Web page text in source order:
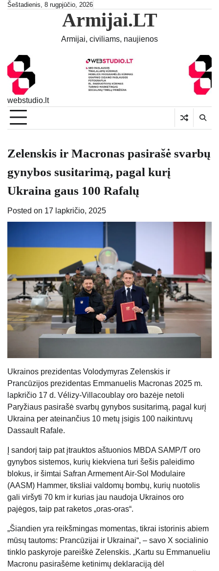
SkipŠeštadienis, 8 rugpjūčio, 2026
Armijai.LT
Armijai, civiliams, naujienos
webstudio.lt
Zelenskis ir Macronas pasirašė svarbų
gynybos susitarimą, pagal kurį
Ukraina gaus 100 Rafalų
Posted on 17 lapkričio, 2025
Ukrainos prezidentas Volodymyras Zelenskis ir
Prancūzijos prezidentas Emmanuelis Macronas 2025 m.
lapkričio 17 d. Vélizy-Villacoublay oro bazėje netoli
Paryžiaus pasirašė svarbų gynybos susitarimą, pagal kurį
Ukraina per ateinančius 10 metų įsigis 100 naikintuvų
Dassault Rafale.
Į sandorį taip pat įtrauktos aštuonios MBDA SAMP/T oro
gynybos sistemos, kurių kiekviena turi šešis paleidimo
blokus, ir šimtai Safran Armement Air-Sol Modulaire
(AASM) Hammer, tiksliai valdomų bombų, kurių nuotolis
gali viršyti 70 km ir kurias jau naudoja Ukrainos oro
pajėgos, taip pat raketos „oras-oras“.
„Šiandien yra reikšmingas momentas, tikrai istorinis abiem
mūsų tautoms: Prancūzijai ir Ukrainai“, – savo X socialinio
tinklo paskyroje pareiškė Zelenskis. „Kartu su Emmanueliu
Macronu pasirašėme ketinimų deklaraciją dėl